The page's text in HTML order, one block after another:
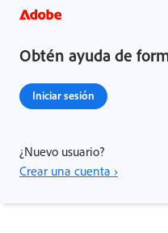
Obtén ayuda de
Iniciar sesión
¿Nuevo usuario?
Crear una cuenta ›